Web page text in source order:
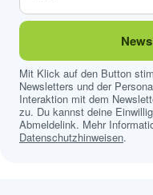
Mit Klick auf den Button
Newsletters und der
Interaktion mit dem
zu. Du kannst deine
Abmeldelink. Mehr
Datenschutzhinweisen.